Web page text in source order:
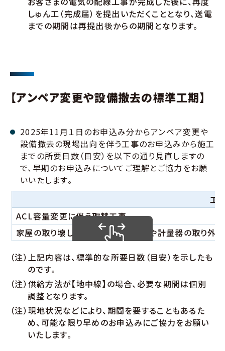
しゅん工（完成届）を提出いただくこととなり、送電
までの期間は再提出後からの期間となります。
【アンペア変更や設備撤去の標準工期】
2025年11月１日のお申込み分からアンペア変更や
設備撤去の現場出向を伴う工事のお申込みから施工
までの所要日数（目安）を以下の通り見直しますの
で、早期のお申込みについてご理解とご協力をお願
いいたします。
工
ACL容量変更に伴う取替工事
家屋の取り壊しに伴う当社の引込線や計量器の取り外し
（注）上記内容は、標準的な所要日数（目安）を示したも
のです。
（注）供給方法が【地中線】の場合、必要な期間は個別
調整となります。
（注）現地状況などにより、期間を要することもあるた
め、可能な限り早めのお申込みにご協力をお願い
いたします。